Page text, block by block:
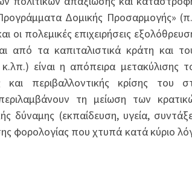
Δομικής Προσαρμογής»
πολεμικές επιχειρήσεις
από τα καπιταλιστικά κράτη και
είναι η απόπειρα μετακύλισης
περιβαλλοντικής κρίσης του
τη μείωση των
δύναμης (εκπαίδευση, υγεία,
φορολογίας που χτυπά κατά κύριο